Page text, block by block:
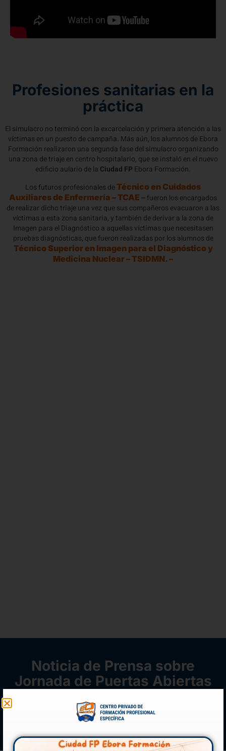
Profesiones sanitarias en la
práctica
El simulacro no terminó con la excarcelación y primera atención a las
víctimas en un puesto de campaña. Más aún, los alumnos de Ebora
Formación realizaron una segunda fase del simulacro organizando
una zona de triaje en centro hospitalario, que se instaló en el nuevo
edificio aulario de la Ciudad FP Ebora Formación.
Los futuros profesionales deTécnico en Cuidados
Auxiliares de Enfermería – TCAE – fueron los encargados
de realizar dicho triaje una vez que sus compañeros evacuaron a las
víctimas a esta zona sanitaria, y también de derivar a la zona de
Imagen para el Diagnóstico a aquellas víctimas que necesitasen
pruebas diagnósticas, que fueron realizadas por los alumnos de
Técnico Superior en Imagen para el Diagnóstico y
Medicina Nuclear – TSIDMN. –
Noticia de Prensa sobre
Jornada de Puertas Abiertas
VER MÁS